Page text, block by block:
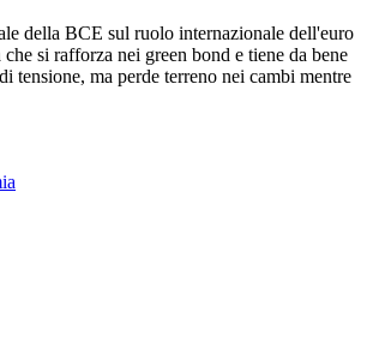
della BCE sul ruolo internazionale dell'euro
si rafforza nei green bond e tiene da bene
tensione, ma perde terreno nei cambi mentre